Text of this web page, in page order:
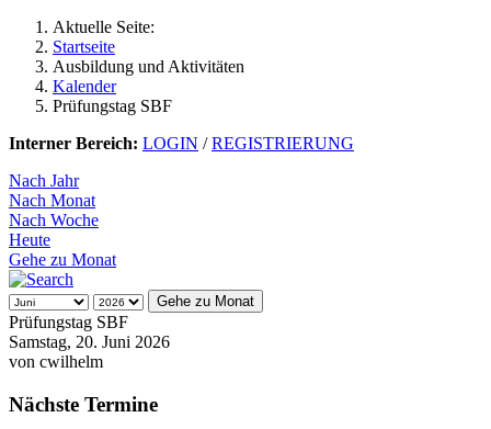
Aktuelle Seite:
Startseite
Ausbildung und Aktivitäten
Kalender
Prüfungstag SBF
Interner Bereich: LOGIN /REGISTRIERUNG
Nach Jahr
Nach Monat
Nach Woche
Heute
Gehe zu Monat
Gehe zu Monat
Prüfungstag SBF
Samstag, 20. Juni 2026
von cwilhelm
Nächste Termine